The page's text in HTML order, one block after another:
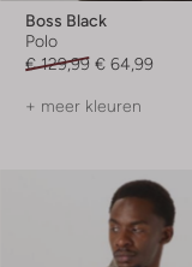
Boss Black
Polo
€ 129,99 € 64,99
+ meer kleuren